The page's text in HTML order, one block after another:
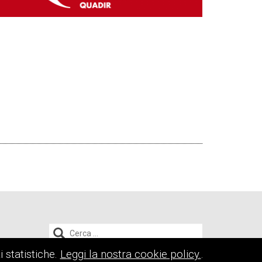
Ricerca
per:
statistiche. Leggi la nostra cookie policy..